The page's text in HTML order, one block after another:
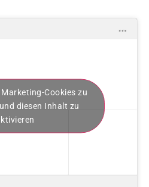
Cookies zu
diesen Inhalt zu